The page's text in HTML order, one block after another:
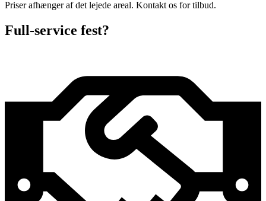
Priser afhænger af det lejede areal. Kontakt os for tilbud.
Full-service fest?